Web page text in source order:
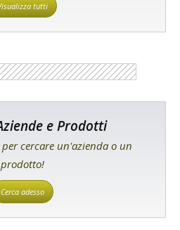
tutti
e Prodotti
cercare un'azienda o un
prodotto!
Cerca adesso